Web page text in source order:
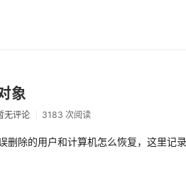
象
无评论 3183 次阅读
删除的用户和计算机怎么恢复，这里记